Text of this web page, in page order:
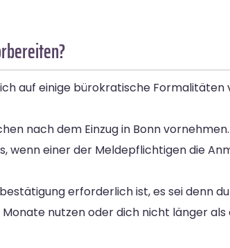
auf einige bürokratische
nach dem Einzug in Bonn
wenn einer der Meldepflichtigen die
erforderlich ist, es sei denn
nutzen oder dich nicht länger als